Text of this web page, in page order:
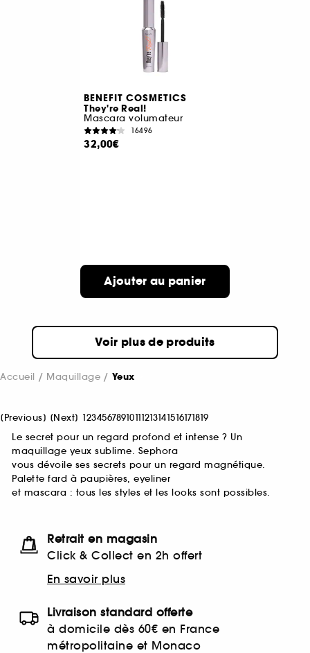
BENEFIT COSMETICS
They're Real!
Mascara volumateur
16496
32,00€
Ajouter au panier
Voir plus de produits
Accueil Maquillage Yeux
[Previous] [Next] 12345678910111213141516171819
Le secret pour un regard profond et intense ? Un
maquillage yeux sublime. Sephora
vous dévoile ses secrets pour un regard magnétique.
Palette fard à paupières, eyeliner
et mascara : tous les styles et les looks sont possibles.
Retrait en magasin
Click & Collect en 2h offert
En savoir plus
Livraison standard offerte
à domicile dès 60€ en France
métropolitaine et Monaco